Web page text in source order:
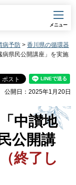
メニュー
病予防 > 香川県の循環器
県民公開講座」を実施
公開日：2025年1月20日
中讃地
公開講
（終了し